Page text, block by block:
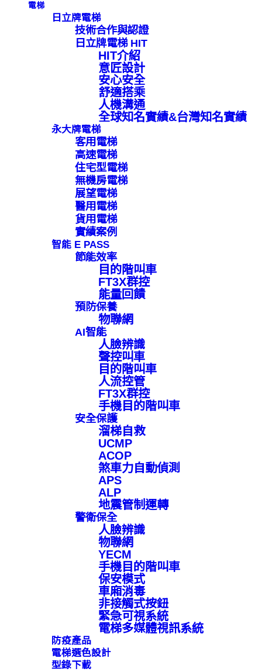
電梯
日立牌電梯
技術合作與認證
日立牌電梯 HIT
HIT介紹
意匠設計
安心安全
舒適搭乘
人機溝通
全球知名實績&台灣知名實績
永大牌電梯
客用電梯
高速電梯
住宅型電梯
無機房電梯
展望電梯
醫用電梯
貨用電梯
實績案例
智能 E PASS
節能效率
目的階叫車
FT3X群控
能量回饋
預防保養
物聯網
AI智能
人臉辨識
聲控叫車
目的階叫車
人流控管
FT3X群控
手機目的階叫車
安全保護
溜梯自救
UCMP
ACOP
煞車力自動偵測
APS
ALP
地震管制運轉
警衛保全
人臉辨識
物聯網
YECM
手機目的階叫車
保安模式
車廂消毒
非接觸式按鈕
緊急可視系統
電梯多媒體視訊系統
防疫產品
電梯選色設計
型錄下載